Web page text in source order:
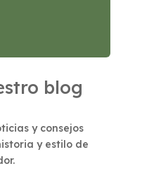
blog
y consejos
y estilo de